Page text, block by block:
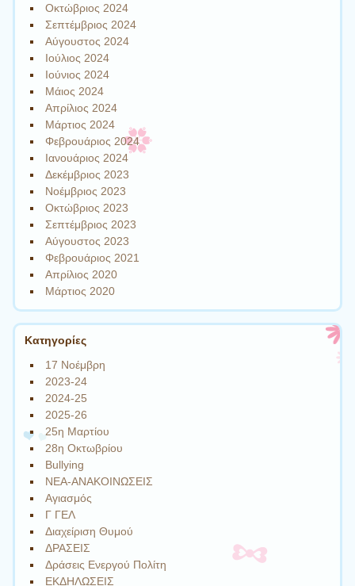
Οκτώβριος 2024
Σεπτέμβριος 2024
Αύγουστος 2024
Ιούλιος 2024
Ιούνιος 2024
Μάιος 2024
Απρίλιος 2024
Μάρτιος 2024
Φεβρουάριος 2024
Ιανουάριος 2024
Δεκέμβριος 2023
Νοέμβριος 2023
Οκτώβριος 2023
Σεπτέμβριος 2023
Αύγουστος 2023
Φεβρουάριος 2021
Απρίλιος 2020
Μάρτιος 2020
Kατηγορίες
17 Νοέμβρη
2023-24
2024-25
2025-26
25η Μαρτίου
28η Οκτωβρίου
Bullying
NEA-ΑΝΑΚΟΙΝΩΣΕΙΣ
Αγιασμός
Γ ΓΕΛ
Διαχείριση Θυμού
ΔΡΑΣΕΙΣ
Δράσεις Ενεργού Πολίτη
ΕΚΔΗΛΩΣΕΙΣ